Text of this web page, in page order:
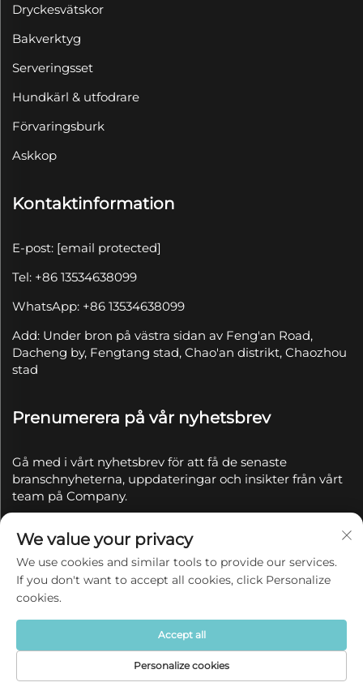
Dryckesvätskor
Bakverktyg
Serveringsset
Hundkärl & utfodrare
Förvaringsburk
Askkop
Kontaktinformation
E-post: [email protected]
Tel: +86 13534638099
WhatsApp: +86 13534638099
Add: Under bron på västra sidan av Feng'an Road,
Dacheng by, Fengtang stad, Chao'an distrikt, Chaozhou
stad
Prenumerera på vår nyhetsbrev
Gå med i vårt nyhetsbrev för att få de senaste
branschnyheterna, uppdateringar och insikter från vårt
team på Company.
Copyright © 2025 av Chaozhou Qianyue Ceramics Co.,
Ltd.
Integritetspolicy
Hemsida Produkt Om oss KONTAKTA
We value your privacy
We use cookies and similar tools to provide our services.
If you don't want to accept all cookies, click Personalize
cookies.
Personalize cookies
Accept all